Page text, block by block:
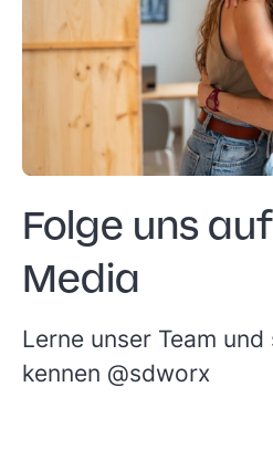
Folge uns
Media
Lerne unser Team
kennen @sdworx